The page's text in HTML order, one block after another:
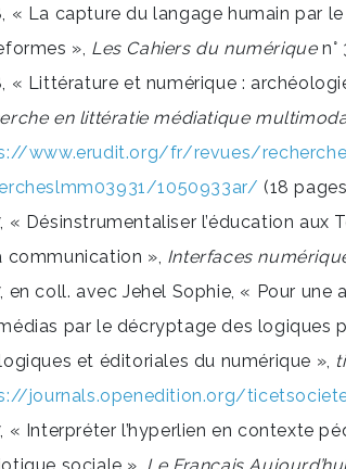
« La capture du langage humain par
», Les Cahiers du numériquen°
« Littérature et numérique :
en littératie médiatique
www.erudit.org/fr/revues/
1050933ar/ (18
« Désinstrumentaliser l’éducation aux
communication », Interfaces
en coll. avec Jehel Sophie, « Pour une
par le décryptage des logiques
et éditoriales du numérique »,
journals.openedition.org/
« Interpréter l’hyperlien en contexte